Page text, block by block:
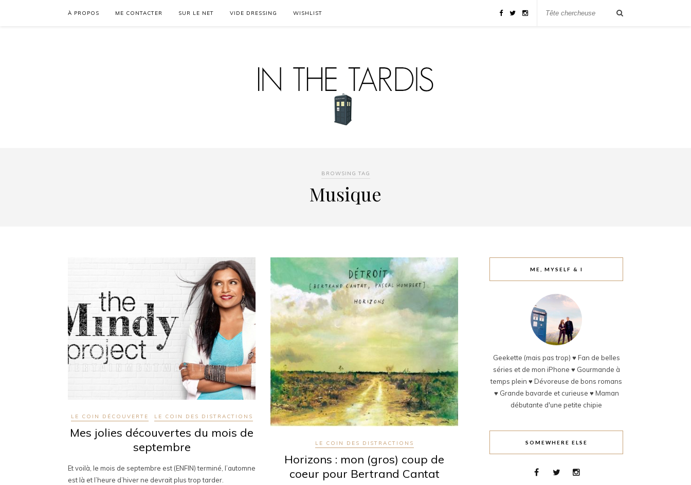
À PROPOS ME CONTACTER SUR LE NET VIDE DRESSING WISHLIST
BROWSING TAG
Musique
LE COIN DÉCOUVERTE LE COIN DES DISTRACTIONS
Mes jolies découvertes du mois de
septembre
Et voilà, le mois de septembre est (ENFIN) terminé, l’automne
est là et l’heure d’hiver ne devrait plus trop tarder.
LE COIN DES DISTRACTIONS
Horizons : mon (gros) coup de
coeur pour Bertrand Cantat
ME, MYSELF & I
Geekette (mais pas trop) ♥ Fan de belles
séries et de mon iPhone ♥ Gourmande à
temps plein ♥ Dévoreuse de bons romans
♥ Grande bavarde et curieuse ♥ Maman
débutante d'une petite chipie
SOMEWHERE ELSE